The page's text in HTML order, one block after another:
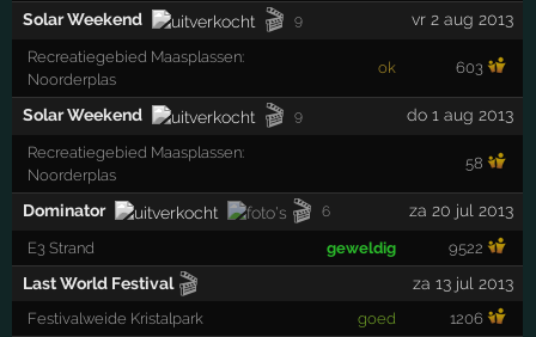
Solar Weekend 🎬 9 vr 2 aug 2013
Recreatiegebied Maasplassen:
Noorderplas
ok 603
Solar Weekend 🎬 9 do 1 aug 2013
Recreatiegebied Maasplassen:
Noorderplas
58
Dominator 🎬 6 za 20 jul 2013
E3 Strand geweldig 9522
Last World Festival 🎬 za 13 jul 2013
Festivalweide Kristalpark goed 1206